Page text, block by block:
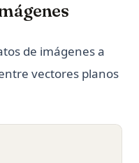
de imágenes a
vectores planos